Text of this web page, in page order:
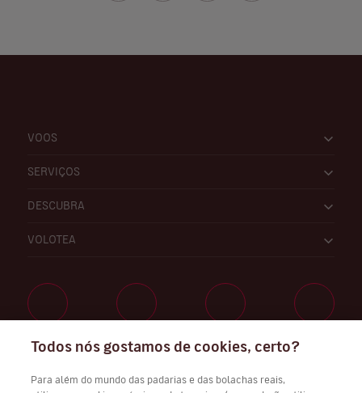
VOOS
SERVIÇOS
DESCUBRA
VOLOTEA
Todos nós gostamos de cookies, certo?
Para além do mundo das padarias e das bolachas reais,